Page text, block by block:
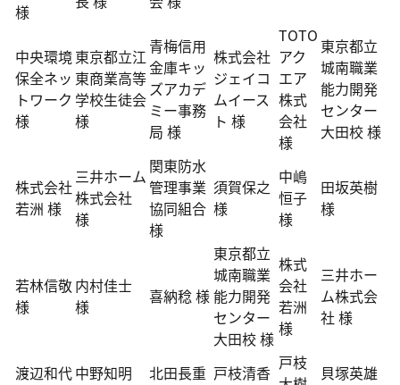
様
中央環境
保全ネッ
トワーク
様
東京都立江
東商業高等
学校生徒会
様
青梅信用
金庫キッ
ズアカデ
ミー事務
局 様
株式会社
ジェイコ
ムイース
ト 様
TOTO
アク
エア
株式
会社
様
東京都立
城南職業
能力開発
センター
大田校 様
株式会社
若洲 様
三井ホーム
株式会社
様
関東防水
管理事業
協同組合
様
須賀保之
様
中嶋
恒子
様
田坂英樹
様
若林信敬
様
内村佳士
様
喜納稔 様
東京都立
城南職業
能力開発
センター
大田校 様
株式
会社
若洲
様
三井ホー
ム株式会
社 様
渡辺和代中野知明
北田長重 戸枝清香 戸枝
貝塚英雄